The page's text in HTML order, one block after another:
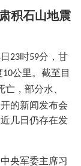
积石山地震
日 23时59分，甘
10公里。截至目
亡，部分水、
的新闻发布会
几日仍存在发
央军委主席习